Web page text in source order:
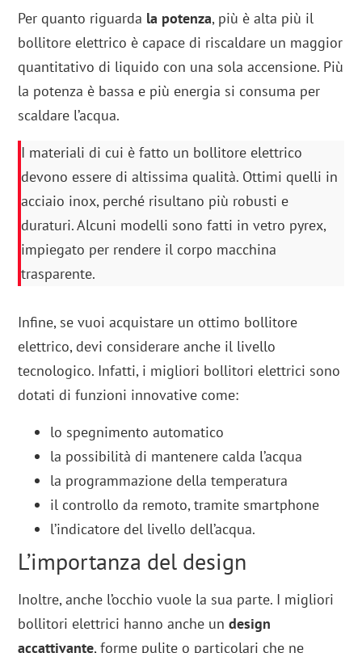
Per quanto riguarda la potenza, più è alta più il
bollitore elettrico è capace di riscaldare un maggior
quantitativo di liquido con una sola accensione. Più
la potenza è bassa e più energia si consuma per
scaldare l’acqua.
I materiali di cui è fatto un bollitore elettrico
devono essere di altissima qualità. Ottimi quelli in
acciaio inox, perché risultano più robusti e
duraturi. Alcuni modelli sono fatti in vetro pyrex,
impiegato per rendere il corpo macchina
trasparente.
Infine, se vuoi acquistare un ottimo bollitore
elettrico, devi considerare anche il livello
tecnologico. Infatti, i migliori bollitori elettrici sono
dotati di funzioni innovative come:
lo spegnimento automatico
la possibilità di mantenere calda l’acqua
la programmazione della temperatura
il controllo da remoto, tramite smartphone
l’indicatore del livello dell’acqua.
L’importanza del design
Inoltre, anche l’occhio vuole la sua parte. I migliori
bollitori elettrici hanno anche undesign
accattivante, forme pulite o particolari che ne